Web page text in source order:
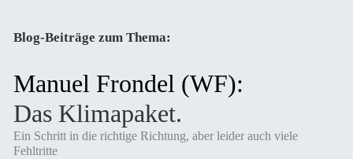
Blog-Beiträge zum Thema:
Manuel Frondel (WF):
Das Klimapaket.
Ein Schritt in die richtige Richtung, aber leider auch viele
Fehltritte